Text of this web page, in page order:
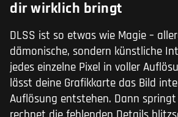
dir wirklich bringt
DLSS ist so etwas wie Magie –
dämonische, sondern künstliche
jedes einzelne Pixel in voller
lässt deine Grafikkarte das Bild
Auflösung entstehen. Dann